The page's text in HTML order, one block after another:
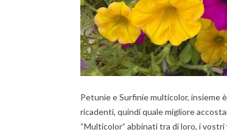
Petunie e Surfinie multicolor, insieme
ricadenti, quindi quale migliore
“Multicolor” abbinati tra di loro, i